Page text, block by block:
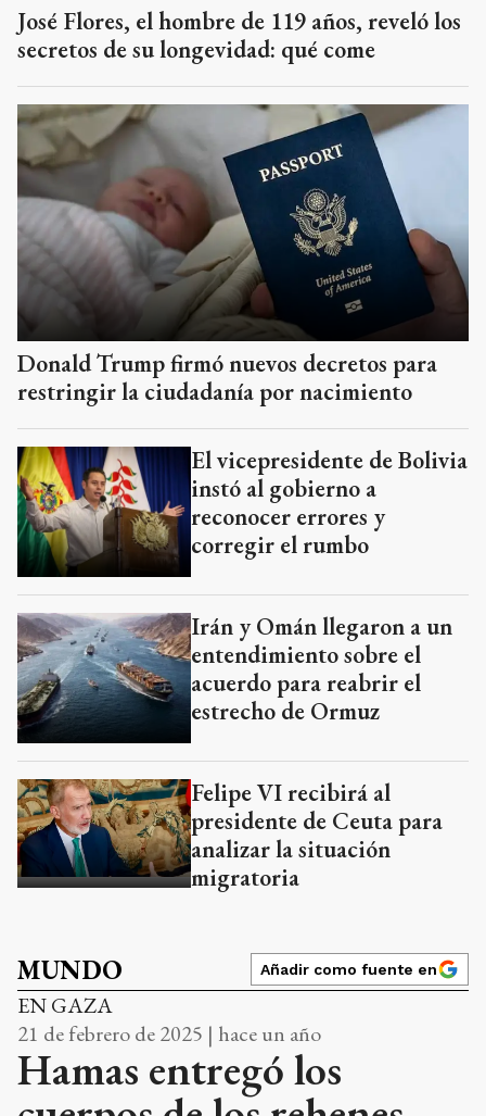
José Flores, el hombre de 119 años, reveló los
secretos de su longevidad: qué come
Donald Trump firmó nuevos decretos para
restringir la ciudadanía por nacimiento
El vicepresidente de Bolivia
instó al gobierno a
reconocer errores y
corregir el rumbo
Irán y Omán llegaron a un
entendimiento sobre el
acuerdo para reabrir el
estrecho de Ormuz
Felipe VI recibirá al
presidente de Ceuta para
analizar la situación
migratoria
MUNDO Añadir como fuente en
EN GAZA
21 de febrero de 2025 | hace un año
Hamas entregó los